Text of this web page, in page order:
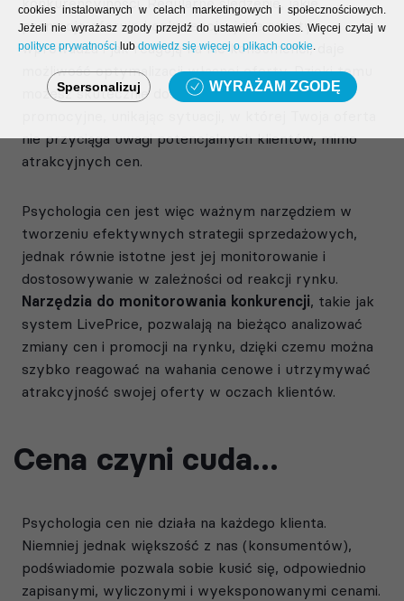
promocje oferuje konkurencja, jakie rabaty
wprowadza i jak reagują na nie konsumenci, daje
możliwość optymalizacji własnej oferty. Dzięki temu
możesz skutecznie dostosować ceny i strategie
nie przyciąga uwagi potencjalnych klientów, mimo
atrakcyjnych cen.
Psychologia cen jest więc ważnym narzędziem w
tworzeniu efektywnych strategii sprzedażowych,
jednak równie istotne jest jej monitorowanie i
dostosowywanie w zależności od reakcji rynku.
Narzędzia do monitorowania konkurencji, takie jak
system LivePrice, pozwalają na bieżąco analizować
zmiany cen i promocji na rynku, dzięki czemu można
szybko reagować na wahania cenowe i utrzymywać
atrakcyjność swojej oferty w oczach klientów.
Cena czyni cuda…
Psychologia cen nie działa na każdego klienta.
Niemniej jednak większość z nas (konsumentów),
podświadomie pozwala sobie kusić się, odpowiednio
zapisanymi, wyliczonymi i wyeksponowanymi cenami.
cookies instalowanych w celach marketingowych i społecznościowych.
Jeżeli nie wyrażasz zgody przejdź do ustawień cookies. Więcej czytaj w
polityce prywatności lub dowiedz się więcej o plikach cookie.
Spersonalizuj WYRAŻAM ZGODĘ